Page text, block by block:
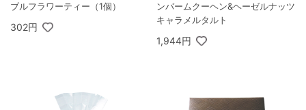
ブルフラワーティー（1個）
302円
ンバームクーヘン&ヘーゼルナッツ
キャラメルタルト
1,944円